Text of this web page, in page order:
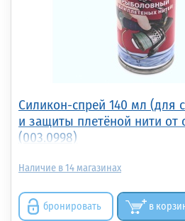
Силикон-спрей 140 мл (для
и защиты плетёной нити от
(003.0998)
14
бронировать в